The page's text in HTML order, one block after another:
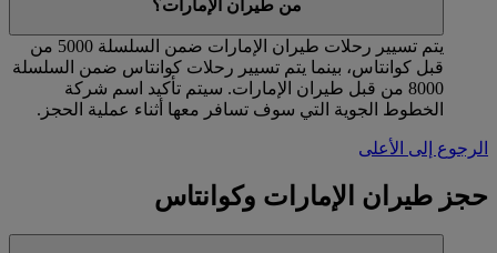
من طيران الإمارات؟
يتم تسيير رحلات طيران الإمارات ضمن السلسلة 5000 من
قبل كوانتاس، بينما يتم تسيير رحلات كوانتاس ضمن السلسلة
8000 من قبل طيران الإمارات. سيتم تأكيد اسم شركة
الخطوط الجوية التي سوف تسافر معها أثناء عملية الحجز.
الرجوع إلى الأعلى
حجز طيران الإمارات وكوانتاس